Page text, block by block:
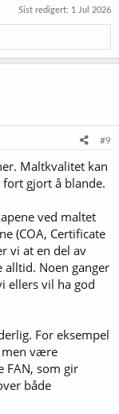
Sist redigert: 1 Jul 2026
#9
Maltkvalitet kan
gjort å blande.
ved maltet
(COA, Certificate
vi at en del av
alltid. Noen ganger
ellers vil ha god
For eksempel
men være
FAN, som gir
både